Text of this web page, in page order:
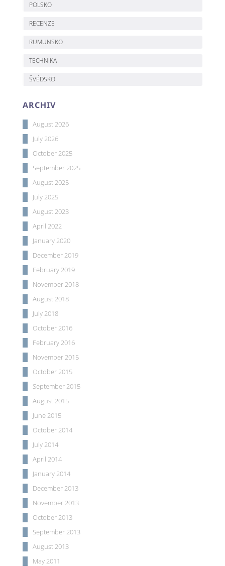
POLSKO
RECENZE
RUMUNSKO
TECHNIKA
ŠVÉDSKO
ARCHIV
August 2026
July 2026
October 2025
September 2025
August 2025
July 2025
August 2023
April 2022
January 2020
December 2019
February 2019
November 2018
August 2018
July 2018
October 2016
February 2016
November 2015
October 2015
September 2015
August 2015
June 2015
October 2014
July 2014
April 2014
January 2014
December 2013
November 2013
October 2013
September 2013
August 2013
May 2011